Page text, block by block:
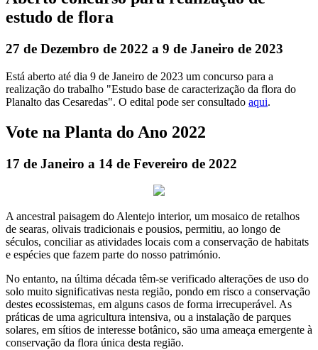
estudo de flora
27 de Dezembro de 2022 a 9 de Janeiro de 2023
Está aberto até dia 9 de Janeiro de 2023 um concurso para a
realização do trabalho "Estudo base de caracterização da flora do
Planalto das Cesaredas". O edital pode ser consultado aqui.
Vote na Planta do Ano 2022
17 de Janeiro a 14 de Fevereiro de 2022
A ancestral paisagem do Alentejo interior, um mosaico de retalhos
de searas, olivais tradicionais e pousios, permitiu, ao longo de
séculos, conciliar as atividades locais com a conservação de habitats
e espécies que fazem parte do nosso património.
No entanto, na última década têm-se verificado alterações de uso do
solo muito significativas nesta região, pondo em risco a conservação
destes ecossistemas, em alguns casos de forma irrecuperável. As
práticas de uma agricultura intensiva, ou a instalação de parques
solares, em sítios de interesse botânico, são uma ameaça emergente à
conservação da flora única desta região.